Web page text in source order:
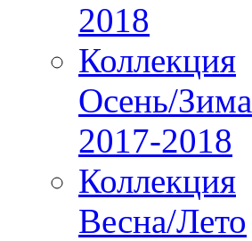
2018
Коллекция
Осень/Зима
2017-2018
Коллекция
Весна/Лето